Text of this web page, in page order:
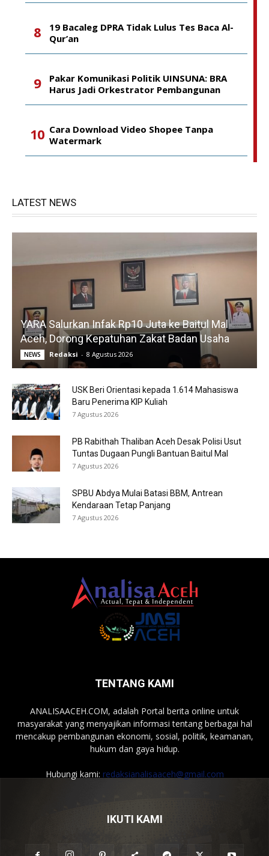
19 Bacaleg DPRA Tidak Lulus Tes Baca Al-
Qur’an
Pakar Komunikasi Politik UINSUNA: BRA
Harus Jadi Orkestrator Pembangunan
Cara Download Video Shopee Tanpa
Watermark
LATEST NEWS
YARA Salurkan Infak Rp10 Juta ke Baitul Mal
Aceh, Dorong Kepatuhan Zakat Badan Usaha
NEWS Redaksi - 8 Agustus 2026
USK Beri Orientasi kepada 1.614 Mahasiswa
Baru Penerima KIP Kuliah
7 Agustus 2026
PB Rabithah Thaliban Aceh Desak Polisi Usut
Tuntas Dugaan Pungli Bantuan Baitul Mal
7 Agustus 2026
SPBU Abdya Mulai Batasi BBM, Antrean
Kendaraan Tetap Panjang
7 Agustus 2026
TENTANG KAMI
ANALISAACEH.COM, adalah Portal berita online untuk
masyarakat yang menyajikan informasi tentang berbagai hal
mencakup pembangunan ekonomi, sosial, politik, keamanan,
hukum dan gaya hidup.
Hubungi kami: redaksianalisaaceh@gmail.com
IKUTI KAMI